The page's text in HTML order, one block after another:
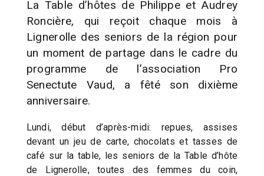
La Table d’hôtes de Philippe et Audrey
Roncière, qui reçoit chaque mois à
Lignerolle des seniors de la région pour
un moment de partage dans le cadre du
programme de l’association Pro
Senectute Vaud, a fêté son dixième
anniversaire.
Lundi, début d’après-midi: repues, assises
devant un jeu de carte, chocolats et tasses de
café sur la table, les seniors de la Table d’hôte
de Lignerolle, toutes des femmes du coin,